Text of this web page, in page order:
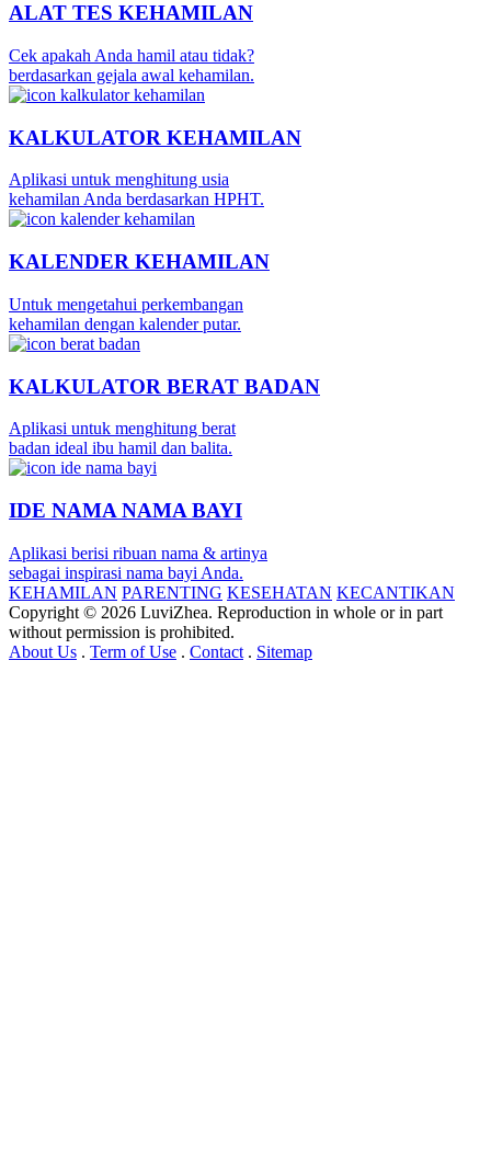
ALAT TES KEHAMILAN
Cek apakah Anda hamil atau tidak?
berdasarkan gejala awal kehamilan.
KALKULATOR KEHAMILAN
Aplikasi untuk menghitung usia
kehamilan Anda berdasarkan HPHT.
KALENDER KEHAMILAN
Untuk mengetahui perkembangan
kehamilan dengan kalender putar.
KALKULATOR BERAT BADAN
Aplikasi untuk menghitung berat
badan ideal ibu hamil dan balita.
IDE NAMA NAMA BAYI
Aplikasi berisi ribuan nama & artinya
sebagai inspirasi nama bayi Anda.
KEHAMILAN PARENTING KESEHATAN KECANTIKAN
Copyright © 2026 LuviZhea. Reproduction in whole or in part
without permission is prohibited.
About Us . Term of Use . Contact . Sitemap